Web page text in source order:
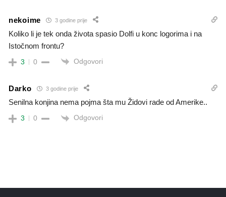
nekoime 3 godine prije
Koliko li je tek onda života spasio Dolfi u konc logorima i na
Istočnom frontu?
3 0 Odgovori
Darko 3 godine prije
Senilna konjina nema pojma šta mu Židovi rade od Amerike..
3 0 Odgovori